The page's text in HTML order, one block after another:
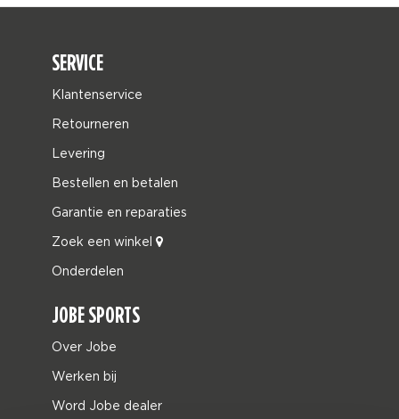
SERVICE
Klantenservice
Retourneren
Levering
Bestellen en betalen
Garantie en reparaties
Zoek een winkel
Onderdelen
JOBE SPORTS
Over Jobe
Werken bij
Word Jobe dealer